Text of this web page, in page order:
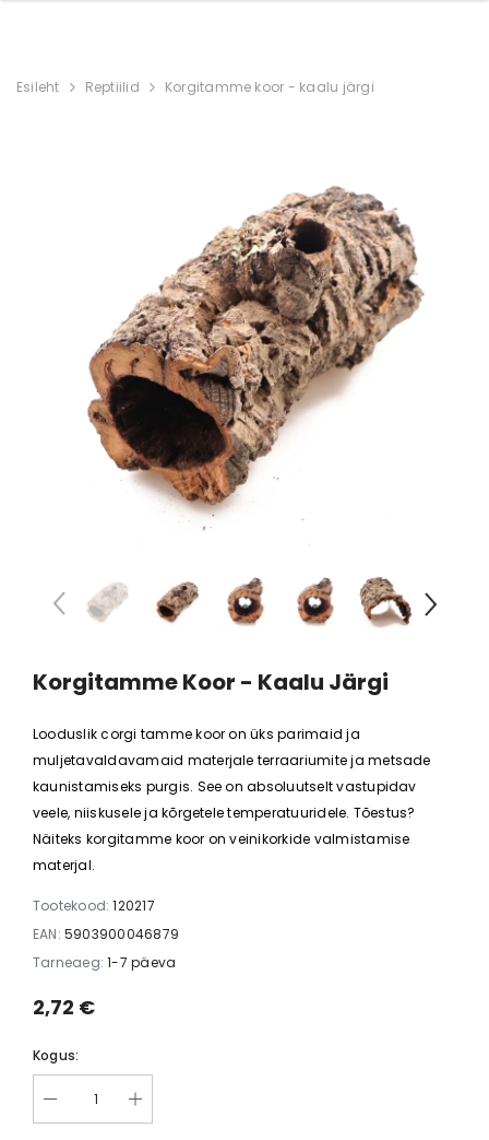
Esileht Reptiilid Korgitamme koor - kaalu järgi
Korgitamme Koor - Kaalu Järgi
Looduslik corgi tamme koor on üks parimaid ja
muljetavaldavamaid materjale terraariumite ja metsade
kaunistamiseks purgis. See on absoluutselt vastupidav
veele, niiskusele ja kõrgetele temperatuuridele. Tõestus?
Näiteks korgitamme koor on veinikorkide valmistamise
materjal.
Tootekood: 120217
EAN: 5903900046879
Tarneaeg: 1-7 päeva
2,72 €
Kogus:
Anubias barteri "Mini Coin"